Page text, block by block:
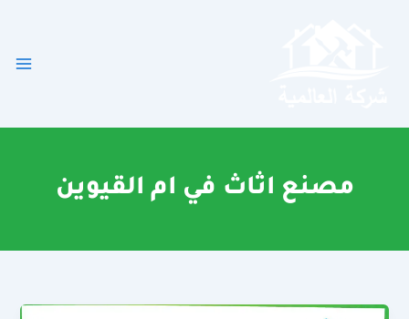
مصنع اثاث في ام القيوين